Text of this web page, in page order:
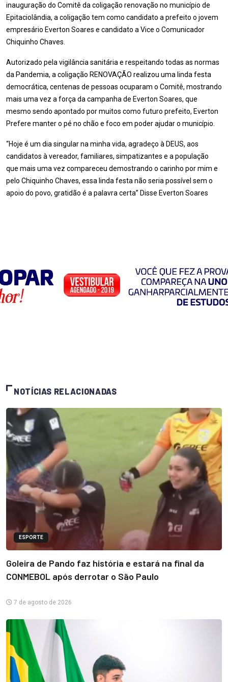
inauguração do Comitê da coligação renovação no município de
Epitaciolândia, a coligação tem como candidato a prefeito o jovem
empresário Everton Soares e candidato a Vice o Comunicador
Chiquinho Chaves.
Autorizado pela vigilância sanitária e respeitando todas as normas
da Pandemia, a coligação RENOVAÇÃO realizou uma linda festa
democrática, centenas de pessoas ocuparam o Comitê, mostrando
mais uma vez a força da campanha de Everton Soares, que
mesmo sendo apontado por muitos como futuro prefeito, Everton
Prefere manter o pé no chão e foco em poder ajudar o município.
“Hoje é um dia singular na minha vida, agradeço à DEUS, aos
candidatos à vereador, familiares, simpatizantes e a população
que mais uma vez compareceu demostrando o carinho por mim e
pelo Chiquinho Chaves, essa linda festa não seria possível sem o
apoio do povo, gratidão é a palavra certa” Disse Everton Soares
NOTÍCIAS RELACIONADAS
ESPORTE
Goleira de Pando faz história e estará na final da
CONMEBOL após derrotar o São Paulo
7 de agosto de 2026